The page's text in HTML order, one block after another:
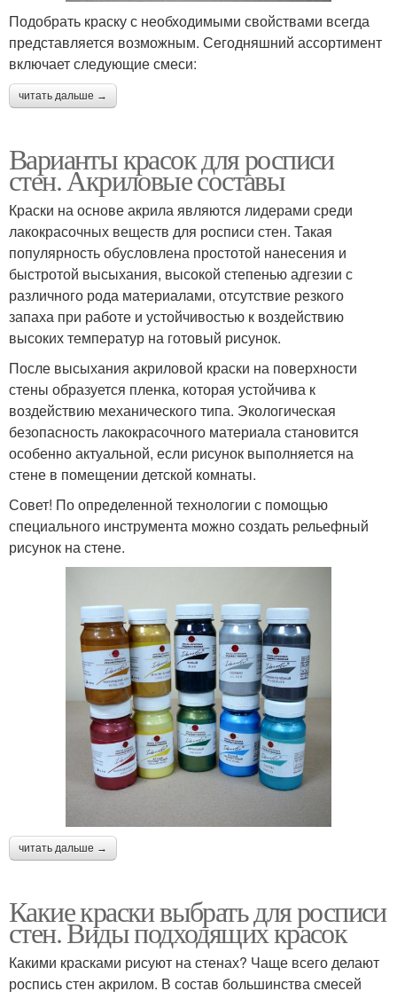
Подобрать краску с необходимыми свойствами всегда
представляется возможным. Сегодняшний ассортимент
включает следующие смеси:
читать дальше →
Варианты красок для росписи
стен. Акриловые составы
Краски на основе акрила являются лидерами среди
лакокрасочных веществ для росписи стен. Такая
популярность обусловлена простотой нанесения и
быстротой высыхания, высокой степенью адгезии с
различного рода материалами, отсутствие резкого
запаха при работе и устойчивостью к воздействию
высоких температур на готовый рисунок.
После высыхания акриловой краски на поверхности
стены образуется пленка, которая устойчива к
воздействию механического типа. Экологическая
безопасность лакокрасочного материала становится
особенно актуальной, если рисунок выполняется на
стене в помещении детской комнаты.
Совет! По определенной технологии с помощью
специального инструмента можно создать рельефный
рисунок на стене.
читать дальше →
Какие краски выбрать для росписи
стен. Виды подходящих красок
Какими красками рисуют на стенах? Чаще всего делают
роспись стен акрилом. В состав большинства смесей